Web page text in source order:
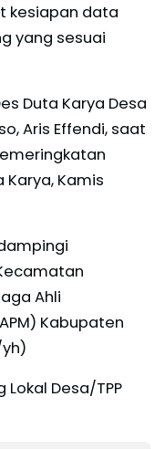
kesiapan data
yang sesuai
Duta Karya Desa
Aris Effendi, saat
Karya, Kamis
Ahli
Kabupaten
Desa/TPP